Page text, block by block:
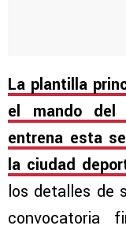
La plantilla
el mando del
entrena esta
la ciudad
los detalles de
convocatoria